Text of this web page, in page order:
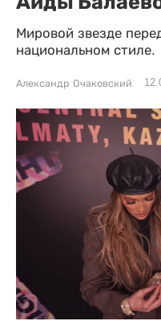
Мировой звезде
национальном стиле.
Александр Очаковский